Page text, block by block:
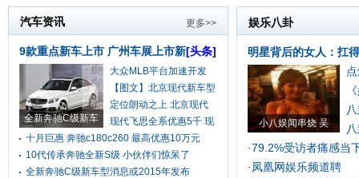
汽车资讯 更多>>
9款重点新车上市 广州车展上市新[头条]
全新奔驰C级新车
大众MLB平台加速开发
将【图文】北京现代新车型
定位朗动之上 北京现代
现代飞思全系优惠5千 现
十月巨惠 奔驰c180c260 最高优惠10万元
10代传承奔驰全新S级 小伙伴们惊呆了
全新奔驰C级新车型消息或2015年发布
娱乐八卦
明星背后的女人：扛
小八娱闻串烧 吴
·79.2%受访者痛感当
· 凤凰网娱乐频道聘